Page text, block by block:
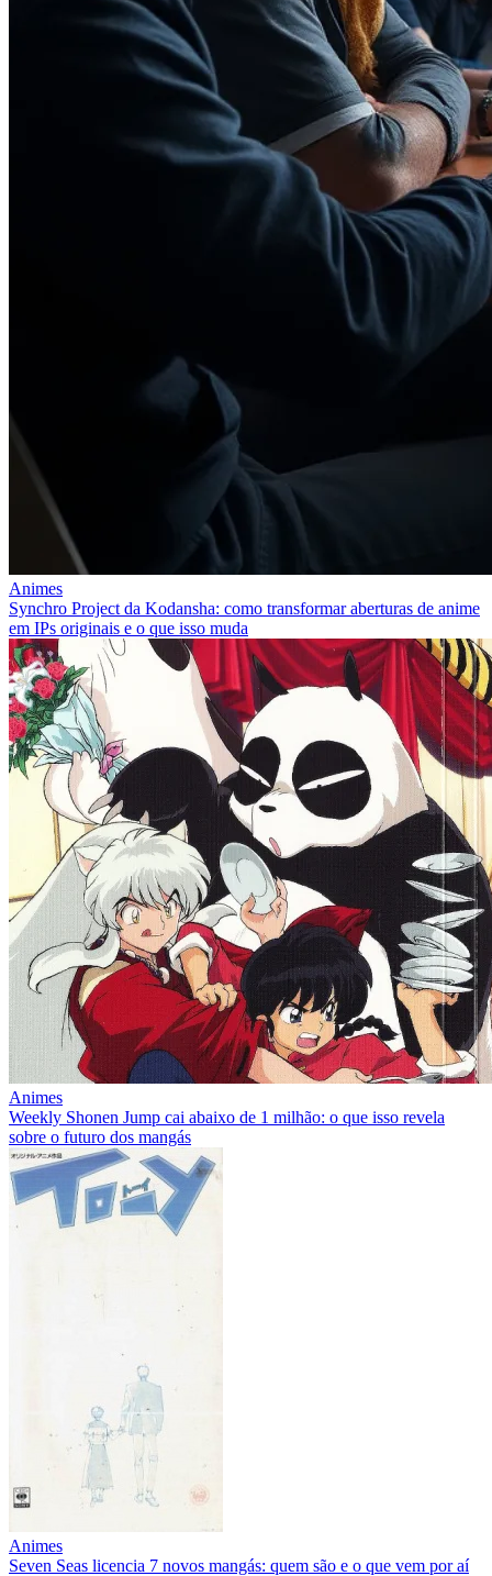
Animes
Synchro Project da Kodansha: como transformar aberturas de anime
em IPs originais e o que isso muda
Animes
Weekly Shonen Jump cai abaixo de 1 milhão: o que isso revela
sobre o futuro dos mangás
Animes
Seven Seas licencia 7 novos mangás: quem são e o que vem por aí